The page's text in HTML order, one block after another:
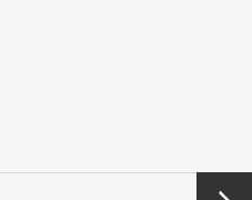
Next